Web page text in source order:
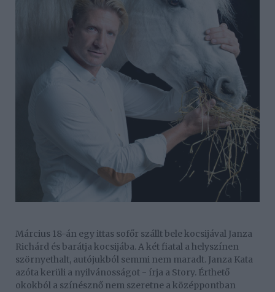
Március 18-án egy ittas sofőr szállt bele kocsijával Janza
Richárd és barátja kocsijába. A két fiatal a helyszínen
szörnyethalt, autójukból semmi nem maradt. Janza Kata
azóta kerüli a nyilvánosságot - írja a Story. Érthető
okokból a színésznő nem szeretne a középpontban